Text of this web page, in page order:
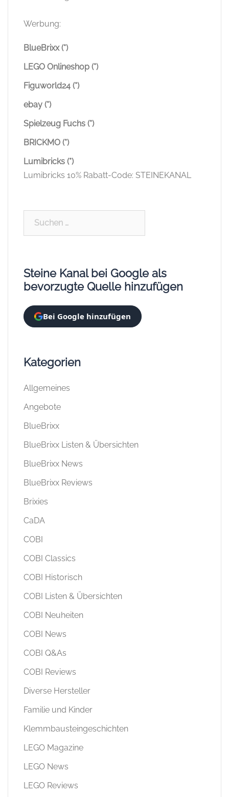
Werbung:
BlueBrixx (*)
LEGO Onlineshop (*)
Figuworld24 (*)
ebay (*)
Spielzeug Fuchs (*)
BRICKMO (*)
Lumibricks (*)
Lumibricks 10% Rabatt-Code: STEINEKANAL
Suchen
Steine Kanal bei Google als
bevorzugte Quelle hinzufügen
Bei Google hinzufügen
Kategorien
Allgemeines
Angebote
BlueBrixx
BlueBrixx Listen & Übersichten
BlueBrixx News
BlueBrixx Reviews
Brixies
CaDA
COBI
COBI Classics
COBI Historisch
COBI Listen & Übersichten
COBI Neuheiten
COBI News
COBI Q&As
COBI Reviews
Diverse Hersteller
Familie und Kinder
Klemmbausteingeschichten
LEGO Magazine
LEGO News
LEGO Reviews